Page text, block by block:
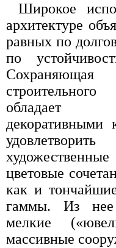
Широкое
архитектуре
равных по
по
обладает
декоративными
цветовые
как и
гаммы. Из
мелкие
массивные